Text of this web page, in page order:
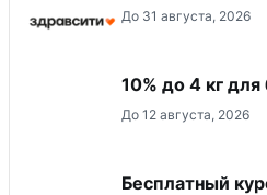
До 31 августа, 2026
10% до 4 кг
До 12 августа, 2026
Бесплатный